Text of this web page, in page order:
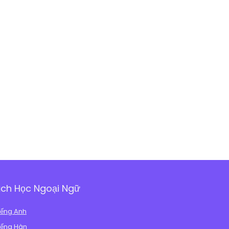
Học Ngoại Ngữ
Anh
Hàn